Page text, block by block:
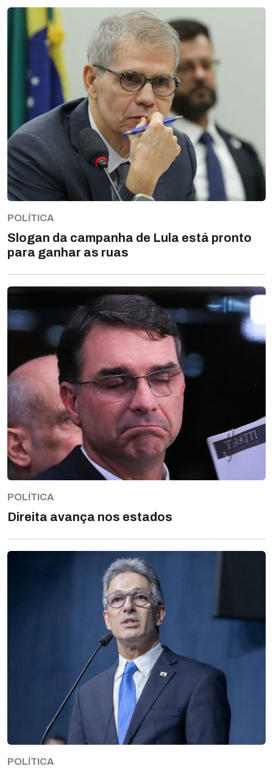
POLÍTICA
Slogan da campanha de Lula está pronto
para ganhar as ruas
POLÍTICA
Direita avança nos estados
POLÍTICA